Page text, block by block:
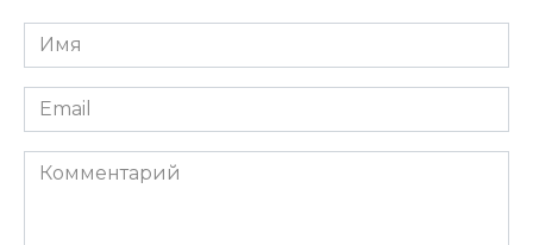
Имя
*
Email
*
Комментарий